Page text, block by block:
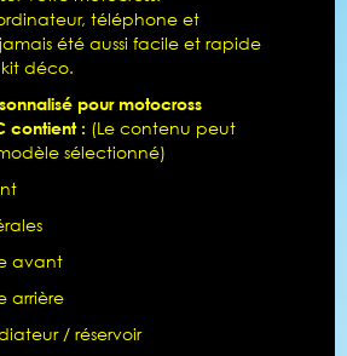
téléphone et
été aussi facile et rapide
déco.
pour motocross
contient : (Le contenu peut
sélectionné)
avant
arrière
/ réservoir